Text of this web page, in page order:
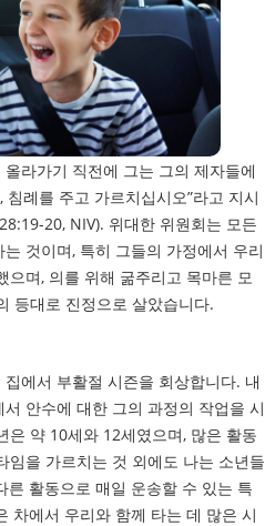
라가기 직전에 그는 그의 제자들에
침례를 주고 가르치십시오”라고 지시
20, NIV). 위대한 위원회는 모든
것이며, 특히 그들의 가정에서 우리
으며, 의를 위해 굶주리고 목마른 모
등대로 진정으로 살았습니다.
에서 부활절 시즌을 회상합니다. 내
안수에 대한 그의 과정의 작업을 시
은 약 10세와 12세였으며, 많은 활동
임을 가르치는 것 외에도 나는 소년들
른 활동으로 매일 운송할 수 있는 특
차에서 우리와 함께 타는 데 많은 시